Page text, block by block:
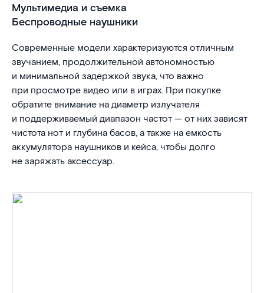
Мультимедиа и съемка
Беспроводные наушники
Современные модели характеризуются отличным
звучанием, продолжительной автономностью
и минимальной задержкой звука, что важно
при просмотре видео или в играх. При покупке
обратите внимание на диаметр излучателя
и поддерживаемый диапазон частот — от них зависят
чистота нот и глубина басов, а также на емкость
аккумулятора наушников и кейса, чтобы долго
не заряжать аксессуар.